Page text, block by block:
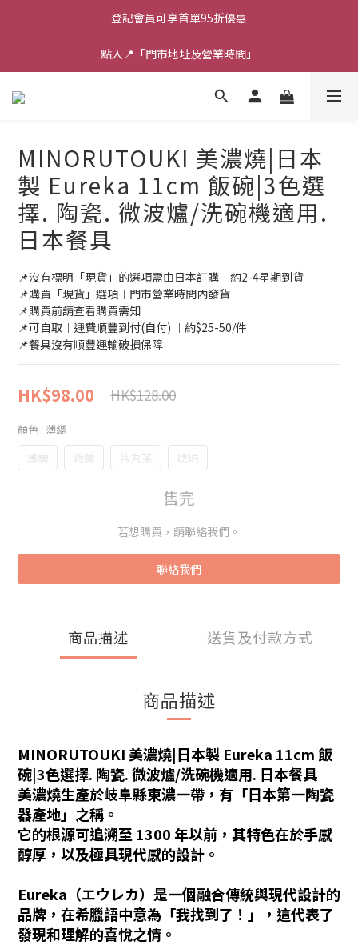
登記會員可享首單95折優惠
點入📍「門市地址及營業時間」
MINORUTOUKI 美濃燒|日本
製 Eureka 11cm 飯碗|3色選
擇. 陶瓷. 微波爐/洗碗機適用.
日本餐具
📌沒有標明「現貨」的選項需由日本訂購︱約2-4星期到貨
📌購買「現貨」選項︱門市營業時間內發貨
📌購買前請查看購買需知
📌可自取︱運費順豐到付(自付) ︱約$25-50/件
📌餐具沒有順豐運輸破損保障
HK$98.00 HK$128.00
顏色 : 薄縹
薄縹 鈴蘭 苔丸茶 琥珀
售完
若想購買，請聯絡我們。
聯絡我們
商品描述 送貨及付款方式
商品描述
MINORUTOUKI 美濃燒|日本製 Eureka 11cm 飯
碗|3色選擇. 陶瓷. 微波爐/洗碗機適用. 日本餐具
美濃燒生產於岐阜縣東濃一帶，有「日本第一陶瓷
器產地」之稱。
它的根源可追溯至 1300 年以前，其特色在於手感
醇厚，以及極具現代感的設計。
Eureka（エウレカ）是一個融合傳統與現代設計的
品牌，在希臘語中意為「我找到了！」，這代表了
發現和理解的喜悅之情。